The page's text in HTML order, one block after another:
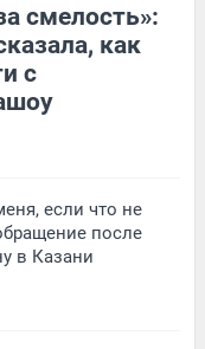
смелость»:
как
с
если что не
после
в Казани